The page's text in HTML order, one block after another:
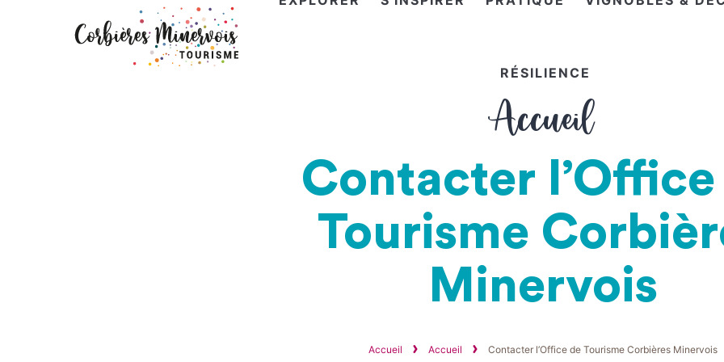
RÉSILIENCE
Accueil
Contacter
Tourisme
Minervois
Accueil Accueil Contacter l’Office de Tourisme Corbières Minervois